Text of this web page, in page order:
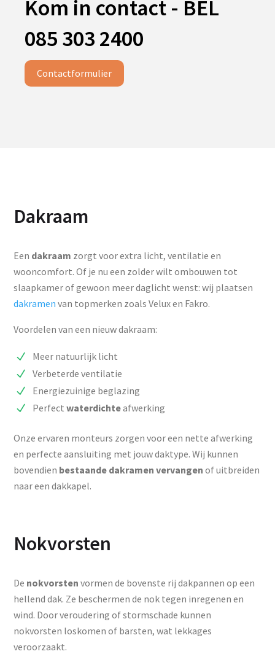
Kom in contact - BEL
085 303 2400
Contactformulier
Dakraam
Een dakraam zorgt voor extra licht, ventilatie en
wooncomfort. Of je nu een zolder wilt ombouwen tot
slaapkamer of gewoon meer daglicht wenst: wij plaatsen
dakramen van topmerken zoals Velux en Fakro.
Voordelen van een nieuw dakraam:
Meer natuurlijk licht
Verbeterde ventilatie
Energiezuinige beglazing
Perfectwaterdichteafwerking
Onze ervaren monteurs zorgen voor een nette afwerking
en perfecte aansluiting met jouw daktype. Wij kunnen
bovendien bestaande dakramen vervangen of uitbreiden
naar een dakkapel.
Nokvorsten
De nokvorsten vormen de bovenste rij dakpannen op een
hellend dak. Ze beschermen de nok tegen inregenen en
wind. Door veroudering of stormschade kunnen
nokvorsten loskomen of barsten, wat lekkages
veroorzaakt.